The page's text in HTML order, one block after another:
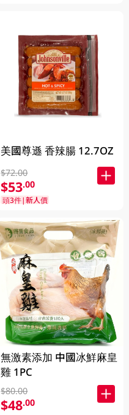
美國尊遜 香辣腸 12.7OZ
$72.00
$53.00
頭3件|新人價
無激素添加 中國冰鮮麻皇
雞 1PC
$80.00
$48.00